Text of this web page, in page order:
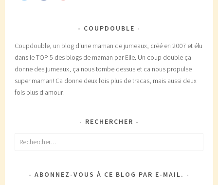
COUPDOUBLE
Coupdouble, un blog d'une maman de jumeaux, créé en 2007 et élu
dans le TOP 5 des blogs de maman par Elle. Un coup double ça
donne des jumeaux, ça nous tombe dessus et ca nous propulse
super maman! Ca donne deux fois plus de tracas, mais aussi deux
fois plus d'amour.
RECHERCHER
Rechercher :
ABONNEZ-VOUS À CE BLOG PAR E-MAIL.